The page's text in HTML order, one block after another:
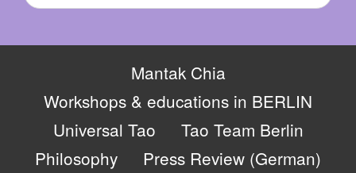
Mantak Chia
Workshops & educations in BERLIN
Universal Tao
Tao Team Berlin
Philosophy
Press Review (German)